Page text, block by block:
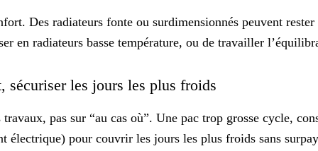
Des radiateurs fonte ou surdimensionnés peuvent
en radiateurs basse température, ou de travailler
sécuriser les jours les plus froids
pas sur “au cas où”. Une pac trop grosse cycle,
électrique) pour couvrir les jours les plus froids sans